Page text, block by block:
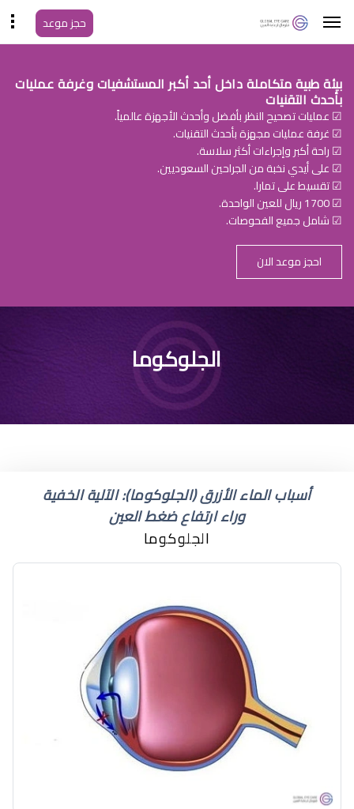
حجز موعد
بيئة طبية متكاملة داخل أحد أكبر المستشفيات وغرفة عمليات
بأحدث التقنيات
☑ عمليات تصحيح النظر بأفضل وأحدث الأجهزة عالمياً.
☑ غرفة عمليات مجهزة بأحدث التقنيات.
☑ راحة أكبر وإجراءات أكثر سلاسة.
☑ على أيدي نخبة من الجراحين السعوديين.
☑ تقسيط على تمارا.
☑ 1700 ريال للعين الواحدة.
☑ شامل جميع الفحوصات.
احجز موعد الان
قطرة لعلاج المياه الزرقاء
الجلوكوما
أسباب الماء الأزرق (الجلوكوما): الآلية الخفية
وراء ارتفاع ضغط العين
الجلوكوما